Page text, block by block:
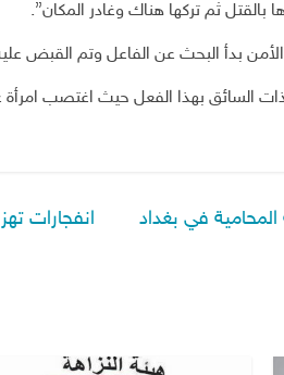
ثم تركها هناك وغادر المكان”.
بدأ البحث عن الفاعل وتم القبض
انفجارات